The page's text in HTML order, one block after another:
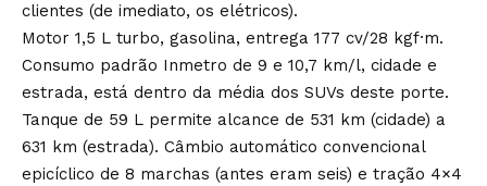
clientes (de imediato, os elétricos).
Motor 1,5 L turbo, gasolina, entrega 177 cv/28 kgf·m.
Consumo padrão Inmetro de 9 e 10,7 km/l, cidade e
estrada, está dentro da média dos SUVs deste porte.
Tanque de 59 L permite alcance de 531 km (cidade) a
631 km (estrada). Câmbio automático convencional
epicíclico de 8 marchas (antes eram seis) e tração 4×4